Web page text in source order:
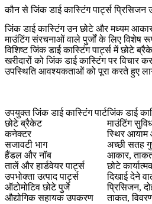
कौन से जिंक डाई कास्टिंग पार्ट्स प्रिसिजन
जिंक डाई कास्टिंग उन छोटे और मध्यम आकार
माउंटिंग संरचनाओं वाले पुर्जों के लिए विशेष
विशिष्ट जिंक डाई कास्टिंग पार्ट्स में छोटे
खरीदारों को जिंक डाई कास्टिंग पर
उपस्थिति आवश्यकताओं को पूरा करते हुए
उपयुक्त जिंक डाई कास्टिंग पार्टजिंक डाई
छोटे ब्रैकेट
माउंटिंग
कनेक्टर
स्थिर आयाम
सजावटी भाग
अच्छी सतह
हैंडल और नॉब
आकार,
तालें और हार्डवेयर पार्ट्स
छोटे
उपभोक्ता उत्पाद पार्ट्स
दिखाई देने
ऑटोमोटिव छोटे पुर्जे
प्रिसिजन,
औद्योगिक सहायक उपकरण
ताकत,